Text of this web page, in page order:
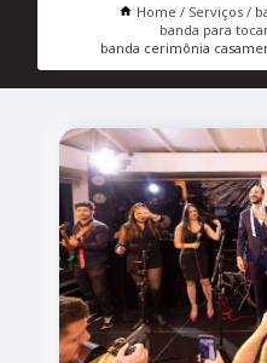
Home Serviços
banda para
banda cerimônia